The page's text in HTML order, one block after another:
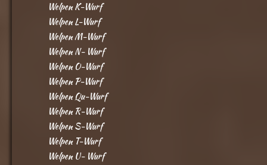
Welpen K-Wurf
Welpen L-Wurf
Welpen M-Wurf
Welpen N- Wurf
Welpen O-Wurf
Welpen P-Wurf
Welpen Qu-Wurf
Welpen R-Wurf
Welpen S-Wurf
Welpen T-Wurf
Welpen U- Wurf